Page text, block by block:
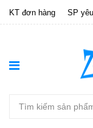
KT đơn hàng SP